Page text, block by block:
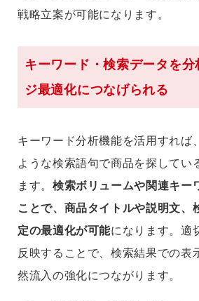
戦略立案が可能になります。
キーワード・検索データを
ジ最適化につなげられる
キーワード分析機能を活用すれば
ような検索語句で商品を探してい
ます。 検索ボリュームや関連キー
ことで、商品タイトルや説明文、
定の最適化が可能になります。適
反映することで、検索結果での表
然流入の強化につながります。